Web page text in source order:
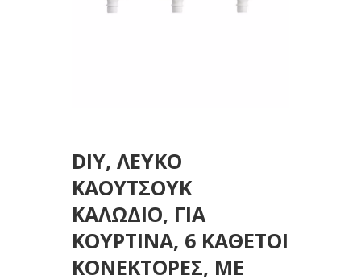
DIY, ΛΕΥΚΟ
ΚΑΟΥΤΣΟΥΚ
ΚΑΛΩΔΙΟ, ΓΙΑ
ΚΟΥΡΤΙΝΑ, 6 ΚΑΘΕΤΟΙ
ΚΟΝΕΚΤΟΡΕΣ, ΜΕ